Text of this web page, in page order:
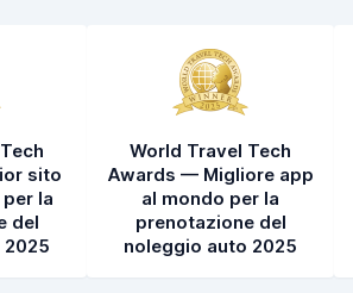
sito
la
del
World Travel Tech
Awards — Migliore app
al mondo per la
prenotazione del
noleggio auto 2025